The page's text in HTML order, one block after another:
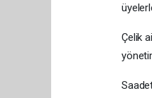
Çelik